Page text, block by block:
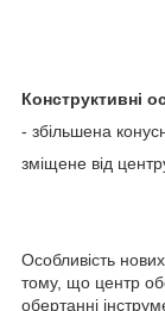
Конструктивні
- збільшена
зміщене від
Особливість
тому, що центр
обертанні